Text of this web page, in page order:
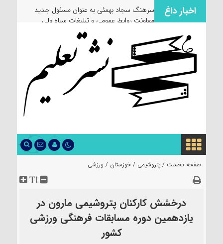
اخبار داغ
صفحه نخست / پتروشیمی / خوزستان / ورزشی
درخشش کارکنان پتروشیمی مارون در
یازدهمین دوره مسابقات فرهنگی ورزشی
کشور